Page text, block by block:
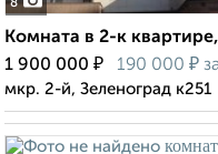
8
Комната в 2-к
1 900 000 ₽ 190 000 ₽
мкр. 2-й, Зеленоград к251